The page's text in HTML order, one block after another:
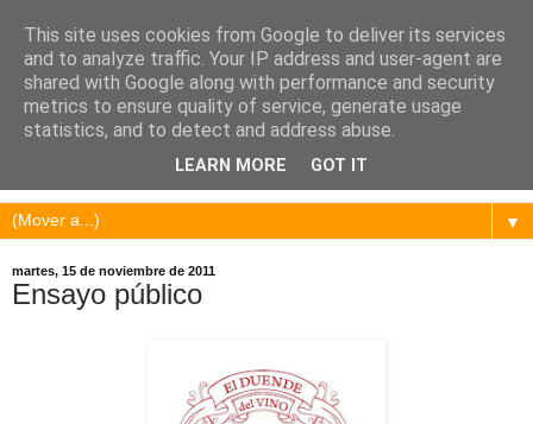
▼
martes, 15 de noviembre de 2011
Ensayo público
This site uses cookies from Google to deliver its services
and to analyze traffic. Your IP address and user-agent are
shared with Google along with performance and security
metrics to ensure quality of service, generate usage
statistics, and to detect and address abuse.
LEARN MORE GOT IT